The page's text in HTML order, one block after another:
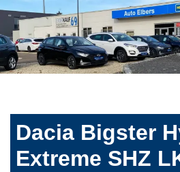
Dacia Bigster
Extreme SHZ